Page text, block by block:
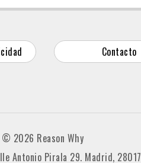
Contacto
© 2026 Reason Why
Antonio Pirala 29. Madrid, 28017